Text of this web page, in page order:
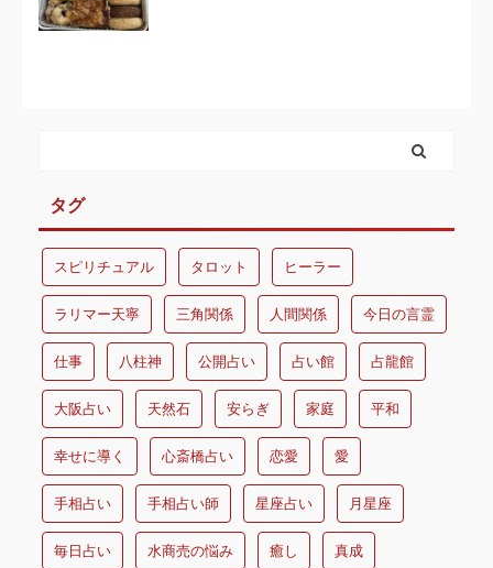
タグ
スピリチュアル タロット ヒーラー
ラリマー天寧 三角関係 人間関係 今日の言霊
仕事 八柱神 公開占い 占い館 占龍館
大阪占い 天然石 安らぎ 家庭 平和
幸せに導く 心斎橋占い 恋愛 愛
手相占い 手相占い師 星座占い 月星座
毎日占い 水商売の悩み 癒し 真成